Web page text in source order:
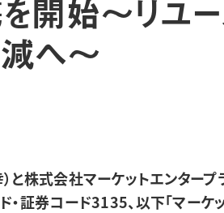
を開始〜リユ
へ〜
と株式会社マーケットエンター
・証券コード3135、以下「マーケ